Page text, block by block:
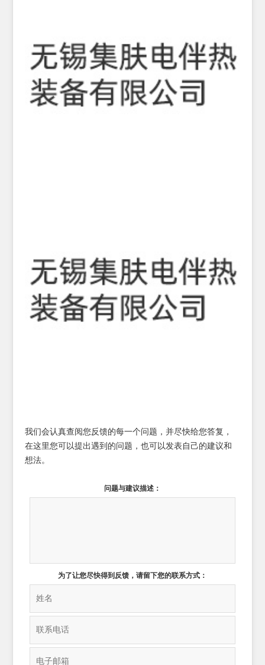
我们会认真查阅您反馈的每一个问题，并尽快给您答复，
在这里您可以提出遇到的问题，也可以发表自己的建议和
想法。
问题与建议描述：
为了让您尽快得到反馈，请留下您的联系方式：